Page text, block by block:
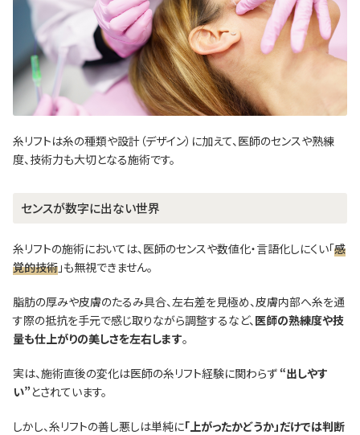
糸リフトは糸の種類や設計（デザイン）に加えて、医師のセンスや熟練
度、技術力も大切となる施術です。
センスが数字に出ない世界
糸リフトの施術においては、医師のセンスや数値化・言語化しにくい「感
覚的技術 」も無視できません。
脂肪の厚みや皮膚のたるみ具合、左右差を見極め、皮膚内部へ糸を通
す際の抵抗を手元で感じ取りながら調整するなど、 医師の熟練度や技
量も仕上がりの美しさを左右します。
実は、施術直後の変化は医師の糸リフト経験に関わらず “出しやす
い”とされています。
しかし、糸リフトの善し悪しは単純に「上がったかどうか」だけでは判断